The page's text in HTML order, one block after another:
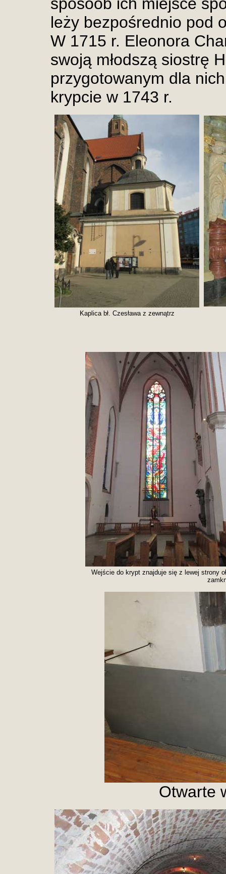
leży bezpośrednio pod
W 1715 r. Eleonora
swoją młodszą siostrę
przygotowanym dla
krypcie w 1743 r.
Kaplica bł. Czesława z zewnątrz
Wejście do krypt znajduje się z lewej strony
Otwarte